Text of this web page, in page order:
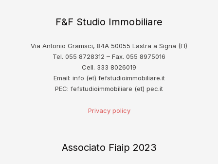
F&F Studio Immobiliare
Via Antonio Gramsci, 84A 50055 Lastra a Signa (FI)
Tel. 055 8728312 – Fax. 055 8975016
Cell. 333 8026019
Email: info (et) fefstudioimmobiliare.it
PEC: fefstudioimmobiliare (et) pec.it
Privacy policy
Associato Fiaip 2023